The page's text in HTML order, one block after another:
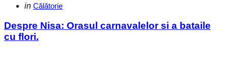
Categories
Posted
in Călătorie
Despre Nisa: Orasul carnavalelor si a bataile
cu flori.